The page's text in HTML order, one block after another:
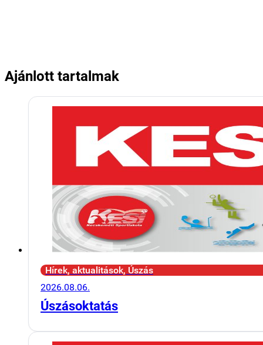
Ajánlott tartalmak
Hírek, aktualitások, Úszás
2026.08.06.
Úszásoktatás